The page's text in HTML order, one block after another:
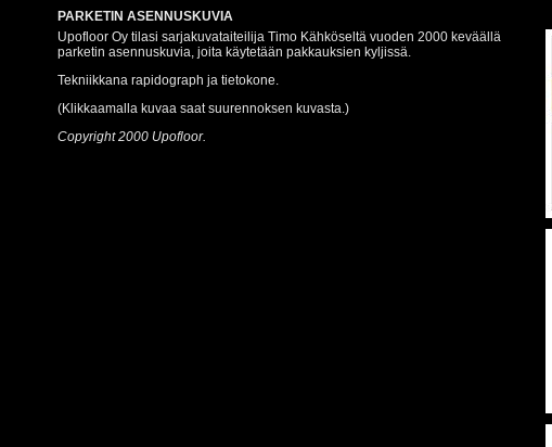
PARKETIN ASENNUSKUVIA
Upofloor Oy tilasi sarjakuvataiteilija Timo Kähköseltä vuoden 2000 keväällä
parketin asennuskuvia, joita käytetään pakkauksien kyljissä.
Tekniikkana rapidograph ja tietokone.
(Klikkaamalla kuvaa saat suurennoksen kuvasta.)
Copyright 2000 Upofloor.